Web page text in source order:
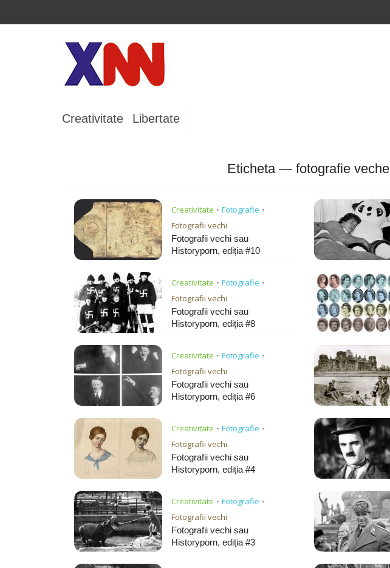
Creativitate Libertate
Eticheta — fotografie veche
Creativitate • Fotografie •
Fotografii vechi
Fotografii vechi sau
Historyporn, ediția #10
Creativitate • Fotografie •
Fotografii vechi
Fotografii vechi sau
Historyporn, ediția #8
Creativitate • Fotografie •
Fotografii vechi
Fotografii vechi sau
Historyporn, ediția #6
Creativitate • Fotografie •
Fotografii vechi
Fotografii vechi sau
Historyporn, ediția #4
Creativitate • Fotografie •
Fotografii vechi
Fotografii vechi sau
Historyporn, ediția #3